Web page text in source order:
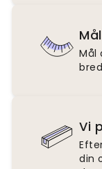
Mål
Vi
din